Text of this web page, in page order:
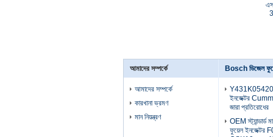
আমাদের সম্পর্কে
আমাদের সম্পর্কে
কারখানা ভ্রমণ
মান নিয়ন্ত্রণ
Bosch ডিজেল
Y431K05420
ইনজেক্টর
জারা প্রতিরোধের
OEM
ফুয়েল ইনজেক্টর